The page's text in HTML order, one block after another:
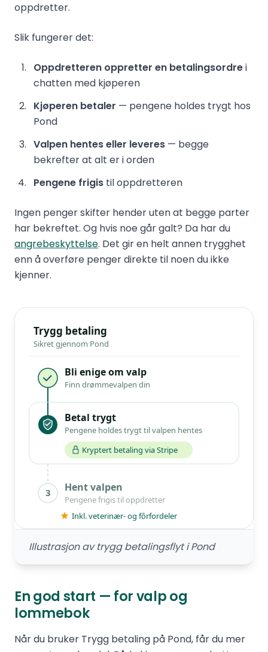
oppdretter.
Slik fungerer det:
Oppdretteren oppretter en betalingsordrei
chatten med kjøperen
Kjøperen betaler — pengene holdes trygt hos
Pond
Valpen hentes eller leveres — begge
bekrefter at alt er i orden
Pengene frigis til oppdretteren
Ingen penger skifter hender uten at begge parter
har bekreftet. Og hvis noe går galt? Da har du
angrebeskyttelse. Det gir en helt annen trygghet
enn å overføre penger direkte til noen du ikke
kjenner.
Illustrasjon av trygg betalingsflyt i Pond
En god start — for valp og
lommebok
Når du bruker Trygg betaling på Pond, får du mer